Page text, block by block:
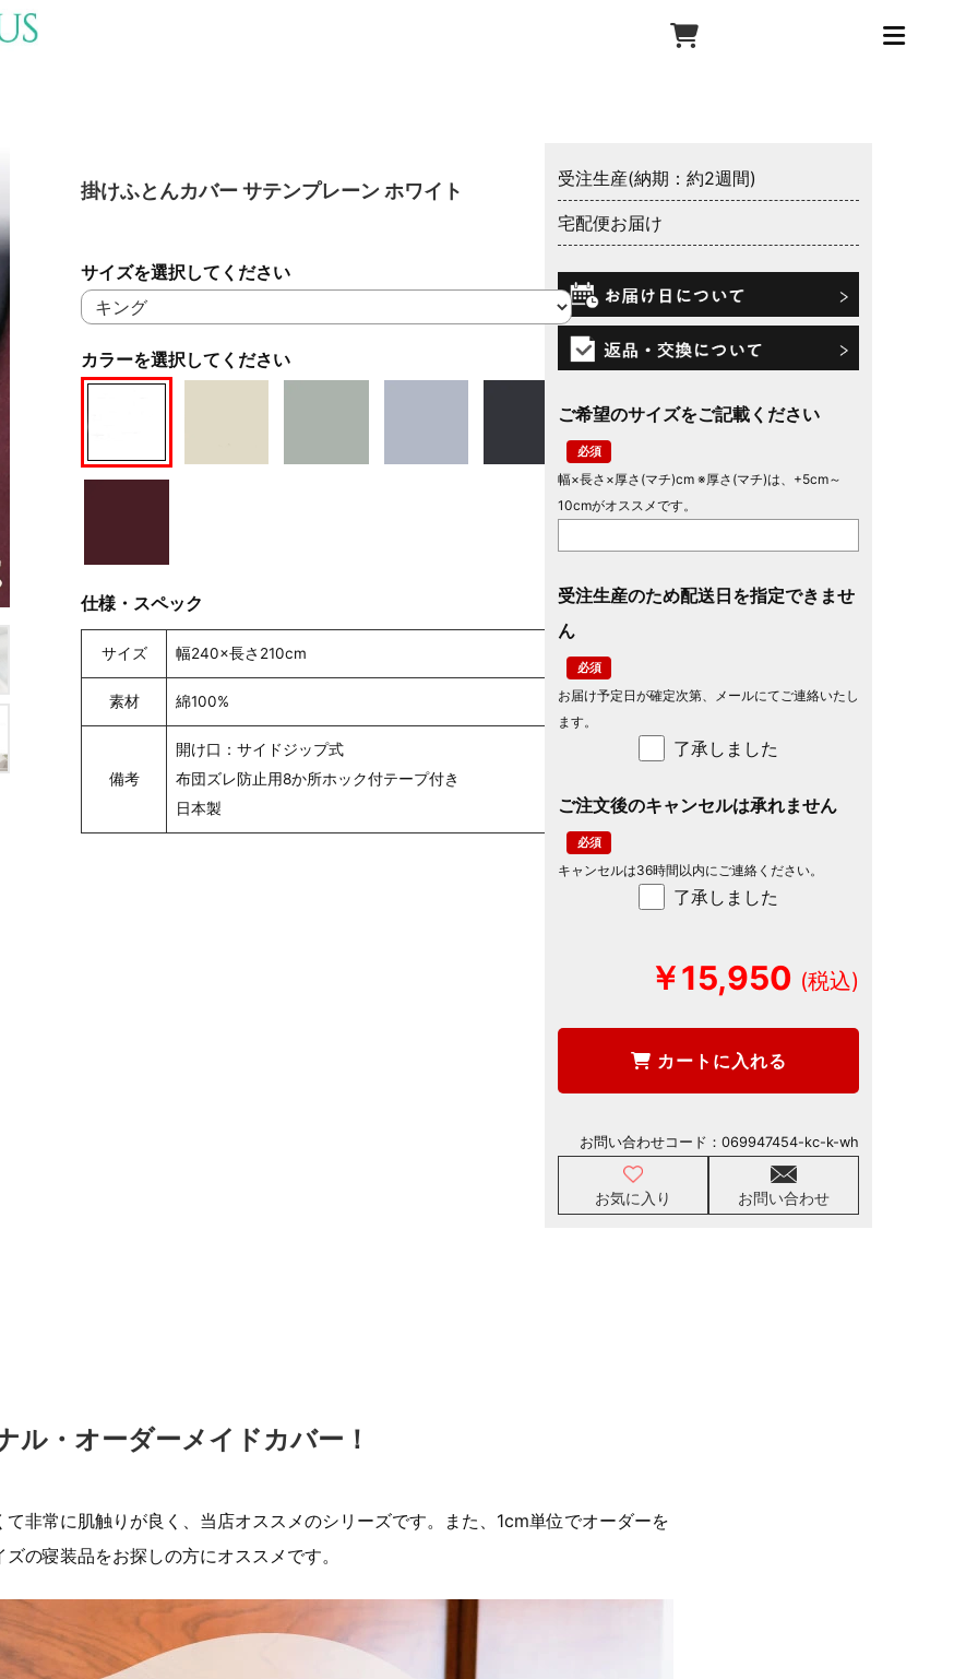
掛けふとんカバー サテンプレーン ホワイト
カラーを選択してください
サイズを選択してください
仕様・スペック
サイズ 幅240×長さ210cm
素材 綿100%
備考
開け口：サイドジップ式
布団ズレ防止用8か所ホック付テープ付き
日本製
受注生産(納期：約2週間)
宅配便お届け
ご希望のサイズをご記載ください
幅×長さ×厚さ(マチ)cm ※厚さ(マチ)は、+5cm～
10cmがオススメです。
受注生産のため配送日を指定できませ
ん
了承しました
お届け予定日が確定次第、メールにてご連絡いたし
ます。
ご注文後のキャンセルは承れません
了承しました
キャンセルは36時間以内にご連絡ください。
￥15,950
カートに入れる
お気に入り お問い合わせ
お問い合わせコード： 069947454-kc-k-wh
ル・オーダーメイドカバー！
て非常に肌触りが良く、当店オススメのシリーズです。また、1cm単位でオーダーを
の寝装品をお探しの方にオススメです。